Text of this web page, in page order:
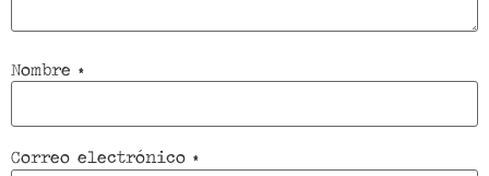
Nombre *
Correo electrónico *